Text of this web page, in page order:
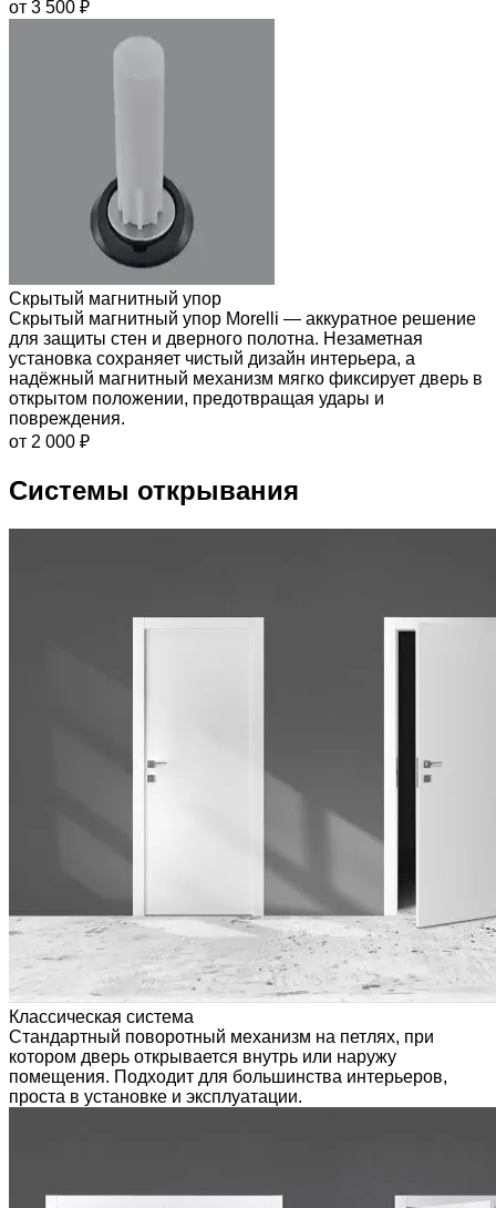
от 3 500 ₽
Скрытый магнитный упор
Скрытый магнитный упор Morelli — аккуратное решение
для защиты стен и дверного полотна. Незаметная
установка сохраняет чистый дизайн интерьера, а
надёжный магнитный механизм мягко фиксирует дверь в
открытом положении, предотвращая удары и
повреждения.
от 2 000 ₽
Системы открывания
Классическая система
Стандартный поворотный механизм на петлях, при
котором дверь открывается внутрь или наружу
помещения. Подходит для большинства интерьеров,
проста в установке и эксплуатации.